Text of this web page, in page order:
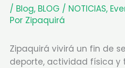
/ Blog, BLOG / NOTICIAS,
Por Zipaquirá
Zipaquirá vivirá un fin de
deporte, actividad física y